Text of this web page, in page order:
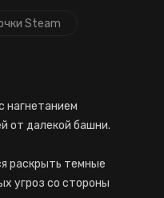
Steam
нагнетанием
от далекой башни.
раскрыть темные
угроз со стороны